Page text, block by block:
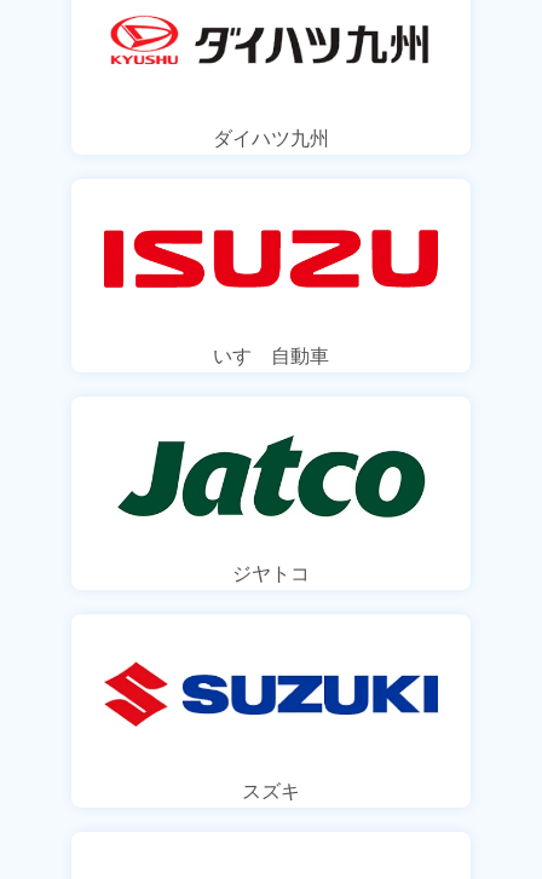
ダイハツ九州
いすゞ自動車
ジヤトコ
スズキ